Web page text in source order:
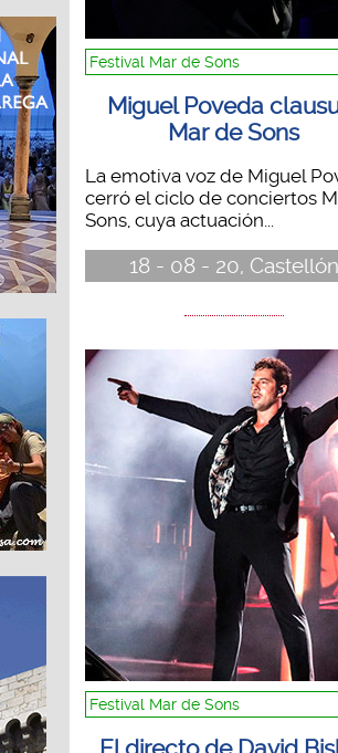
Festival Mar de Sons
Miguel Poveda
Mar de Sons
La emotiva voz de Miguel
cerró el ciclo de conciertos
Sons, cuya actuación...
18 - 08 - 20, Castellón
Festival Mar de Sons